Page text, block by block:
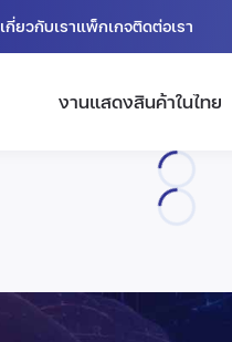
เกี่ยวกับเราแพ็กเกจติดต่อเรา
งานแสดงสินค้าในไทย